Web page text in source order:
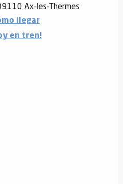
Ax-les-Thermes
llegar
en tren!